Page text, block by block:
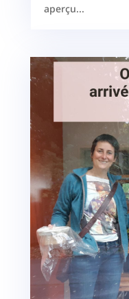
aperçu...